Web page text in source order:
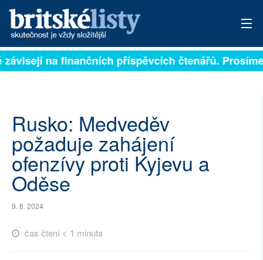
PŘIHLÁSIT
ARCHIV
ROZHOVORY
TÉMATA
na finančních příspěvcích čtenářů.
Rusko: Medveděv
požaduje zahájení
ofenzívy proti Kyjevu a
Oděse
9. 8. 2024
čas čtení < 1 minuta